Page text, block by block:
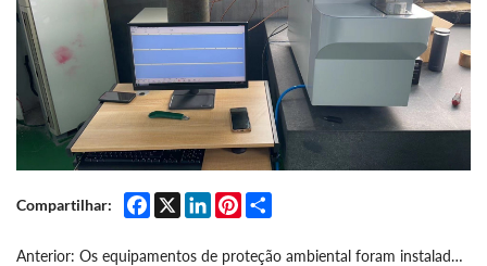
Compartilhar: Facebook
X LinkedInPinterest
Anterior: Os equipamentos de proteção ambiental foram instalados na oficina de fundição injectada.